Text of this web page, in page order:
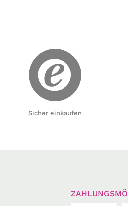
Sicher einkaufen